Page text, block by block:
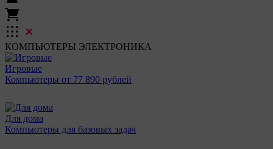
КОМПЬЮТЕРЫ ЭЛЕКТРОНИКА
Игровые
Компьютеры от 77 890 рублей
Для дома
Компьютеры для базовых задач